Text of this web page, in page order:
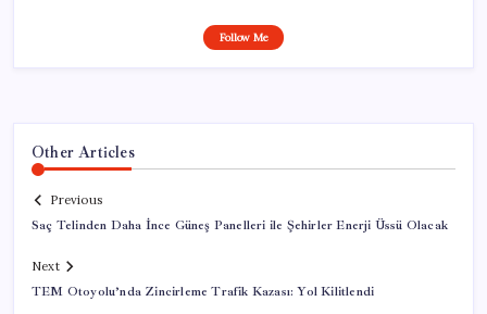
Follow Me
Other Articles
Previous
Saç Telinden Daha İnce Güneş Panelleri ile Şehirler Enerji Üssü Olacak
Next
TEM Otoyolu’nda Zincirleme Trafik Kazası: Yol Kilitlendi